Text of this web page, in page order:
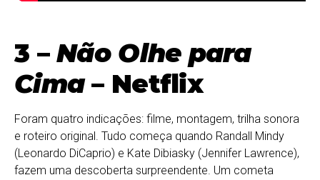
3 –Não Olhe para
Cima– Netflix
Foram quatro indicações: filme, montagem, trilha sonora
e roteiro original. Tudo começa quando Randall Mindy
(Leonardo DiCaprio) e Kate Dibiasky (Jennifer Lawrence),
fazem uma descoberta surpreendente. Um cometa